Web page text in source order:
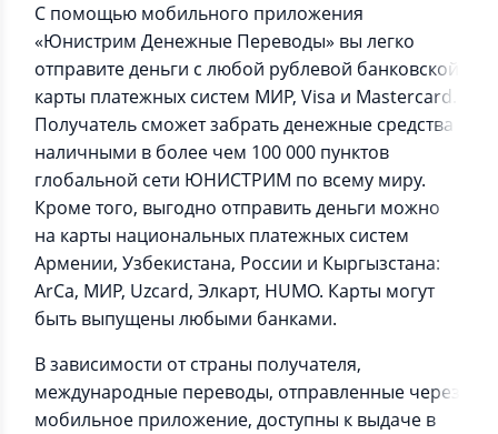
С помощью мобильного приложения
«Юнистрим Денежные Переводы» вы легко
отправите деньги с любой рублевой банковской
карты платежных систем МИР, Visa и Mastercard.
Получатель сможет забрать денежные средства
наличными в более чем 100 000 пунктов
глобальной сети ЮНИСТРИМ по всему миру.
Кроме того, выгодно отправить деньги можно
на карты национальных платежных систем
Армении, Узбекистана, России и Кыргызстана:
ArCa, МИР, Uzcard, Элкарт, HUMO. Карты могут
быть выпущены любыми банками.
В зависимости от страны получателя,
международные переводы, отправленные через
мобильное приложение, доступны к выдаче в